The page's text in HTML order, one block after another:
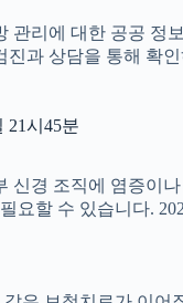
관리에 대한 공공 정
과 상담을 통해 확
21시45분
신경 조직에 염증
요할 수 있습니다.